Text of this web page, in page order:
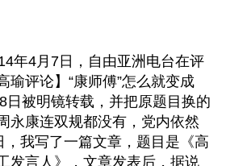
年4月7日，自由亚洲电台在评
瑜评论】“康师傅”怎么就变成
日被明镜转载，并把原题目换的
永康连双规都没有，党内依然
我写了一篇文章，题目是《高
发言人》，文章发表后，据说